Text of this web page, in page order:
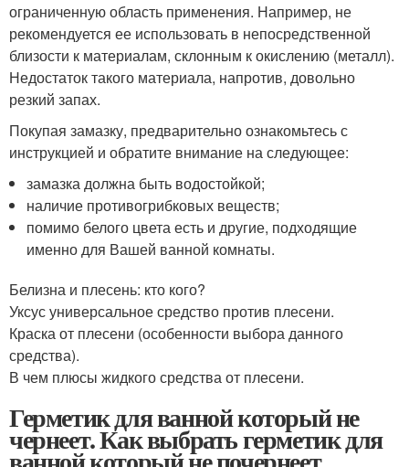
ограниченную область применения. Например, не
рекомендуется ее использовать в непосредственной
близости к материалам, склонным к окислению (металл).
Недостаток такого материала, напротив, довольно
резкий запах.
Покупая замазку, предварительно ознакомьтесь с
инструкцией и обратите внимание на следующее:
замазка должна быть водостойкой;
наличие противогрибковых веществ;
помимо белого цвета есть и другие, подходящие
именно для Вашей ванной комнаты.
Белизна и плесень: кто кого?
Уксус универсальное средство против плесени.
Краска от плесени (особенности выбора данного
средства).
В чем плюсы жидкого средства от плесени.
Герметик для ванной который не
чернеет. Как выбрать герметик для